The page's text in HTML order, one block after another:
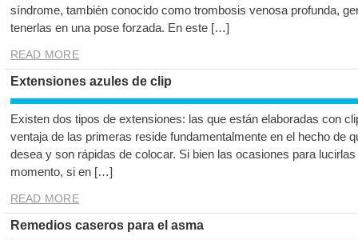
síndrome, también conocido como trombosis venosa profunda,
tenerlas en una pose forzada. En este […]
READ MORE
Extensiones azules de clip
Existen dos tipos de extensiones: las que están elaboradas con
ventaja de las primeras reside fundamentalmente en el hecho de
desea y son rápidas de colocar. Si bien las ocasiones para
momento, si en […]
READ MORE
Remedios caseros para el asma